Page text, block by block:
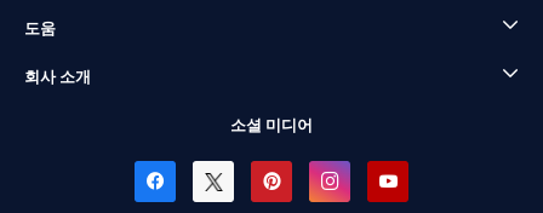
도움
회사 소개
소셜 미디어